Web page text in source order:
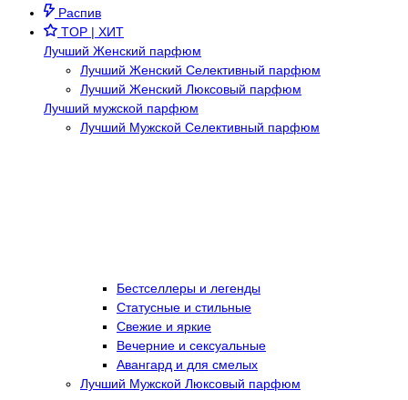
Распив
TOP | ХИТ
Лучший Женский парфюм
Лучший Женский Селективный парфюм
Лучший Женский Люксовый парфюм
Лучший мужской парфюм
Лучший Мужской Селективный парфюм
Бестселлеры и легенды
Статусные и стильные
Свежие и яркие
Вечерние и сексуальные
Авангард и для смелых
Лучший Мужской Люксовый парфюм